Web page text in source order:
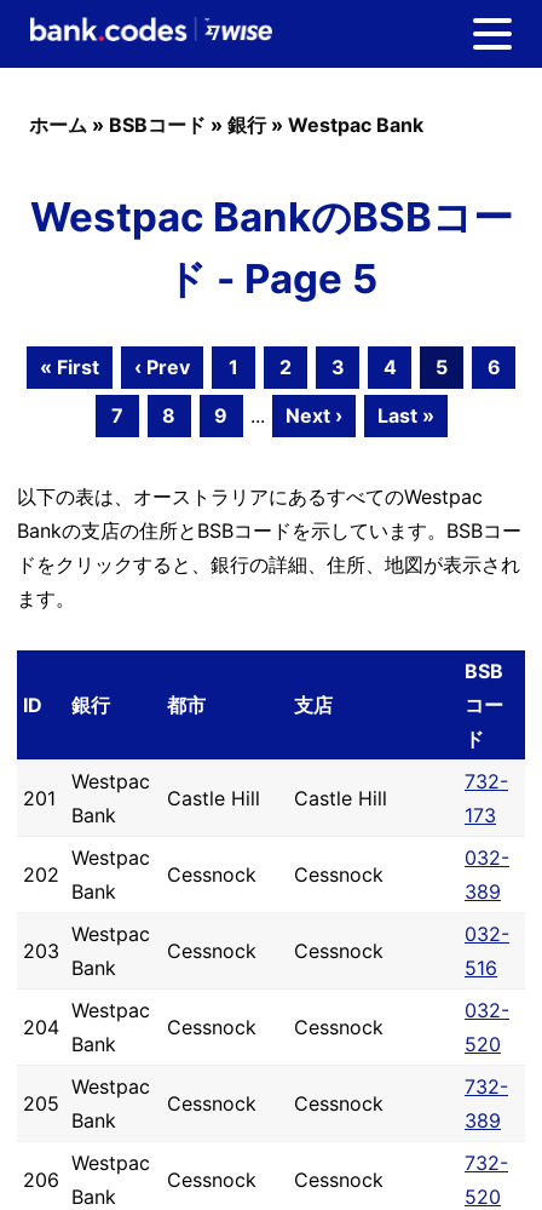
ホーム » BSBコード » 銀行» Westpac Bank
Westpac BankのBSBコー
ド - Page 5
« First ‹ Prev 1 2 3 4 5
6
7
8 9 ... Next › Last »
以下の表は、オーストラリアにあるすべてのWestpac
Bankの支店の住所とBSBコードを示しています。BSBコー
ドをクリックすると、銀行の詳細、住所、地図が表示され
ます。
ID 銀行 都市 支店
BSB
コー
ド
201
Westpac
Bank
Castle Hill Castle Hill
732-
173
202
Westpac
Bank
Cessnock Cessnock
032-
389
203
Westpac
Bank
Cessnock Cessnock
032-
516
204
Westpac
Bank
Cessnock Cessnock
032-
520
205
Westpac
Bank
Cessnock Cessnock
732-
389
206
Westpac
Bank
Cessnock Cessnock
732-
520